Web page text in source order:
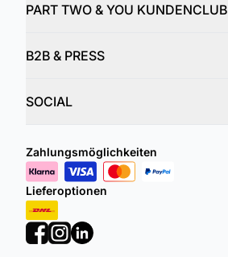
PART TWO & YOU KUNDENCLUB
B2B & PRESS
SOCIAL
Zahlungsmöglichkeiten
Lieferoptionen